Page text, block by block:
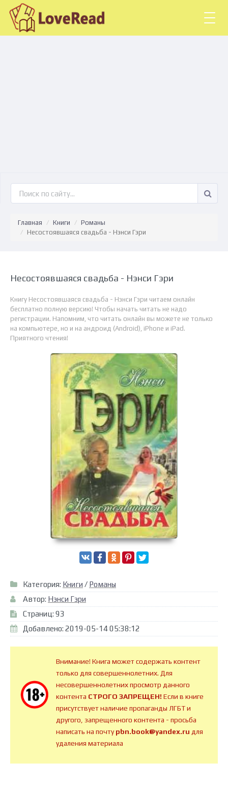
Главная Книги
Романы
Несостоявшаяся свадьба - Нэнси Гэри
Несостоявшаяся свадьба - Нэнси Гэри
Книгу Несостоявшаяся свадьба - Нэнси Гэри читаем онлайн
бесплатно полную версию! Чтобы начать читать не надо
регистрации. Напомним, что читать онлайн вы можете не только
на компьютере, но и на андроид (Android), iPhone и iPad.
Приятного чтения!
Категория: Книги / Романы
Автор: Нэнси Гэри
Страниц: 93
Добавлено: 2019-05-14 05:38:12
Внимание! Книга может содержать контент
только для совершеннолетних. Для
несовершеннолетних просмотр данного
контента СТРОГО ЗАПРЕЩЕН!Если в книге
присутствует наличие пропаганды ЛГБТ и
другого, запрещенного контента - просьба
написать на почтуpbn.book@yandex.ru для
удаления материала